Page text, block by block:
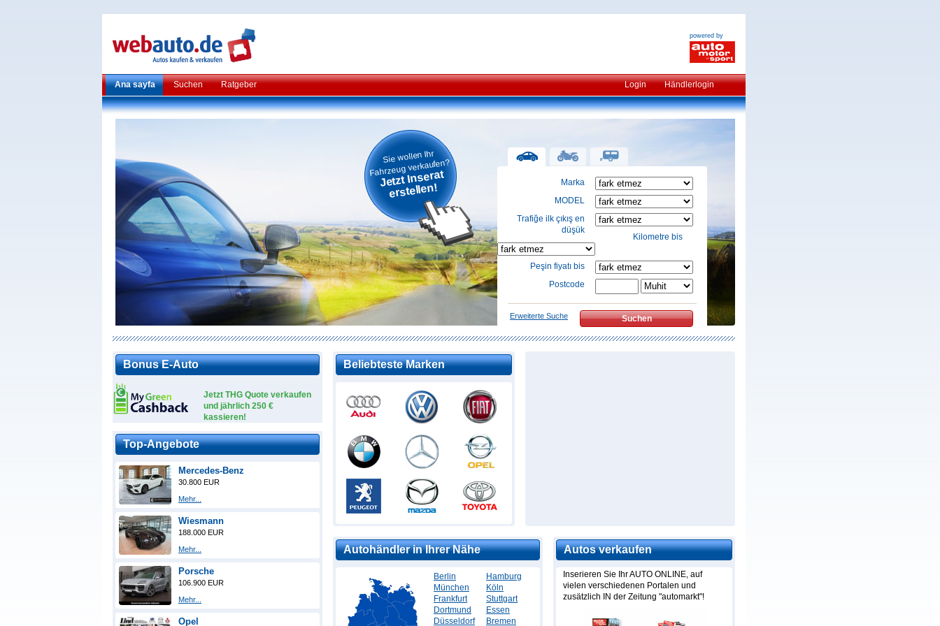
powered by
Ana sayfa Suchen Ratgeber Login Händlerlogin
Sie wollen Ihr
Fahrzeug verkaufen?
Jetzt Inserat
erstellen!
Marka
MODEL
Trafiğe ilk çıkış en
düşük
Kilometre bis
Peşin fiyatı bis
Postcode
Erweiterte Suche
Bonus E-Auto
Jetzt THG Quote verkaufen
und jährlich 250 €
kassieren!
Top-Angebote
Mercedes-Benz
30.800 EUR
Mehr...
Wiesmann
188.000 EUR
Mehr...
Porsche
106.900 EUR
Mehr...
Opel
Beliebteste Marken
Autohändler in Ihrer Nähe
Berlin
Hamburg
München
Köln
Frankfurt
Stuttgart
Dortmund
Essen
Düsseldorf
Bremen
Autos verkaufen
Inserieren Sie Ihr AUTO ONLINE, auf
vielen verschiedenen Portalen und
zusätzlich IN der Zeitung "automarkt"!